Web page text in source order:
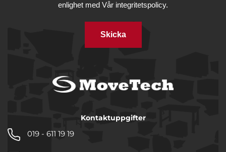
enlighet med Vår integritetspolicy.
Skicka
Kontaktuppgifter
019 - 611 19 19